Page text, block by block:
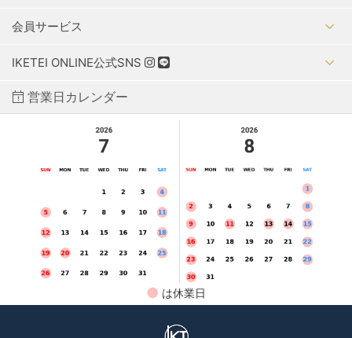
会員サービス
IKETEI ONLINE公式SNS
営業日カレンダー
● は休業日